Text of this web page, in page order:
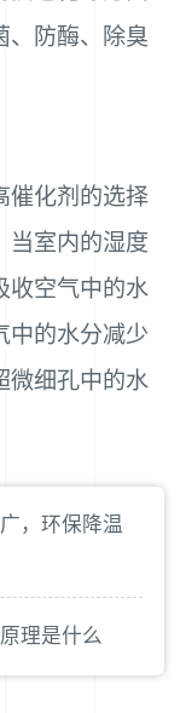
、防酶、除臭
催化剂的选择
当室内的湿度
收空气中的水
中的水分减少
微细孔中的水
，环保降温
理是什么